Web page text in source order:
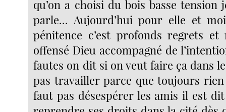
qu’on a choisi du bois basse tension
parle... Aujourd’hui pour elle et
pénitence c’est profonds regrets et
offensé Dieu accompagné de
fautes on dit si on veut faire ça dans
pas travailler parce que toujours rien
faut pas désespérer les amis il est